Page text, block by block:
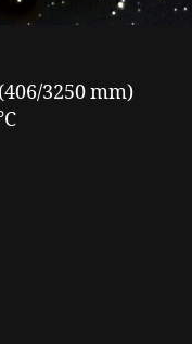
3250 mm)